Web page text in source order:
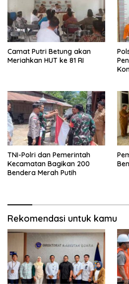
Camat Putri Betung akan
Meriahkan HUT ke 81 RI
TNI-Polri dan Pemerintah
Kecamatan Bagikan 200
Bendera Merah Putih
Rekomendasi untuk kamu